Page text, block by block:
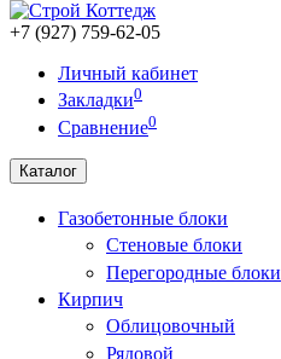
+7 (927) 759-62-05
Личный кабинет
Закладки0
Сравнение0
Каталог
Газобетонные блоки
Стеновые блоки
Перегородные блоки
Кирпич
Облицовочный
Рядовой